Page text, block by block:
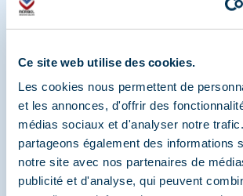
Ce site web utilise des cookies.
Les cookies nous permettent de
et les annonces, d'offrir des
médias sociaux et d'analyser notre
partageons également des informations
notre site avec nos partenaires de
publicité et d'analyse, qui peuvent
Partagez vos
Méribel
Et retrouvez-nous sur les réseaux